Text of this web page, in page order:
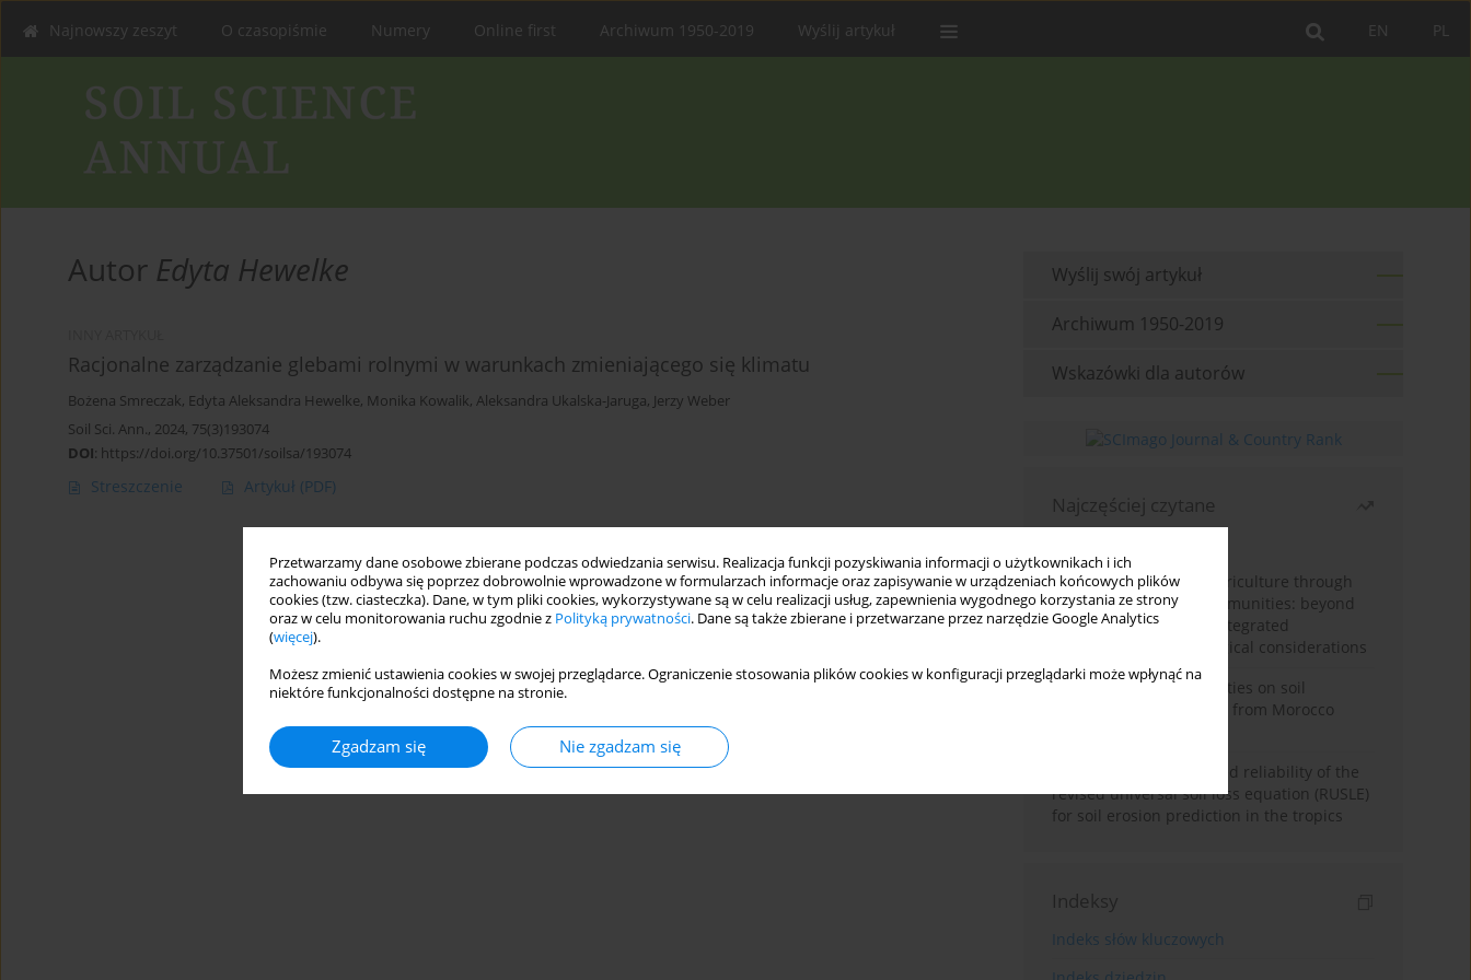
Przetwarzamy dane osobowe zbierane podczas odwiedzania serwisu. Realizacja funkcji pozyskiwania informacji o użytkownikach i ich
zachowaniu odbywa się poprzez dobrowolnie wprowadzone w formularzach informacje oraz zapisywanie w urządzeniach końcowych plików
cookies (tzw. ciasteczka). Dane, w tym pliki cookies, wykorzystywane są w celu realizacji usług, zapewnienia wygodnego korzystania ze strony
oraz w celu monitorowania ruchu zgodnie z Polityką prywatności. Dane są także zbierane i przetwarzane przez narzędzie Google Analytics
(więcej).
Możesz zmienić ustawienia cookies w swojej przeglądarce. Ograniczenie stosowania plików cookies w konfiguracji przeglądarki może wpłynąć na
niektóre funkcjonalności dostępne na stronie.
Zgadzam się Nie zgadzam się
PL
EN
Najnowszy zeszyt O czasopiśmie Numery Online first Archiwum 1950-2019 Wyślij artykuł
Autor Edyta Hewelke
Racjonalne zarządzanie glebami rolnymi w warunkach zmieniającego się klimatu
Bożena Smreczak, Edyta Aleksandra Hewelke, Monika Kowalik, Aleksandra Ukalska-Jaruga, Jerzy Weber
Soil Sci. Ann., 2024, 75(3)193074
DOI: https://doi.org/10.37501/soilsa/193074
Streszczenie Artykuł (PDF)
Wyślij swój artykuł
Archiwum 1950-2019
Wskazówki dla autorów
Najczęściej czytane
Towards sustainable agriculture through
synthetic microbial communities: beyond
multifunctional roles, integrated
applications, and ecological considerations
Impacts of mining activities on soil
properties: case studies from Morocco
Revisiting the questioned reliability of the
revised universal soil loss equation (RUSLE)
for soil erosion prediction in the tropics
Indeksy
Indeks słów kluczowych